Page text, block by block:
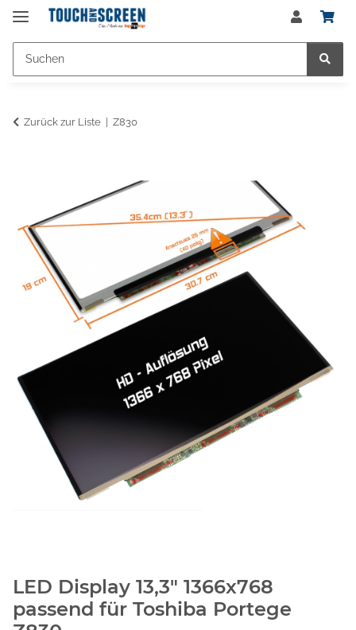
Zurück zur Liste Z830
LED Display 13,3" 1366x768
passend für Toshiba Portege